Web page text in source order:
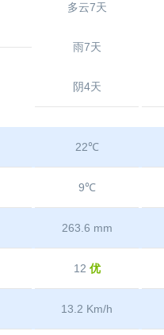
多云7天
雨7天
阴4天
22℃
9℃
263.6 mm
12 优
13.2 Km/h